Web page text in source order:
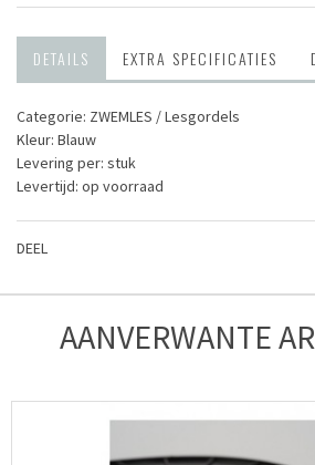
DETAILS EXTRA SPECIFICATIES
Categorie: ZWEMLES / Lesgordels
Kleur: Blauw
Levering per: stuk
Levertijd: op voorraad
DEEL
AANVERWANTE